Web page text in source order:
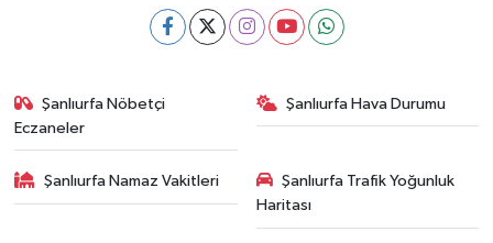
Şanlıurfa Nöbetçi
Eczaneler
Şanlıurfa Hava Durumu
Şanlıurfa Namaz Vakitleri
Şanlıurfa Trafik Yoğunluk
Haritası